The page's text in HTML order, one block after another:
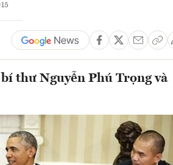
thư Nguyễn Phú Trọng và